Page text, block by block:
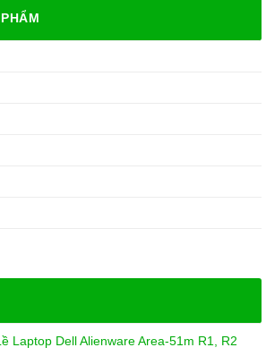
Laptop Dell Alienware Area-51m R1, R2